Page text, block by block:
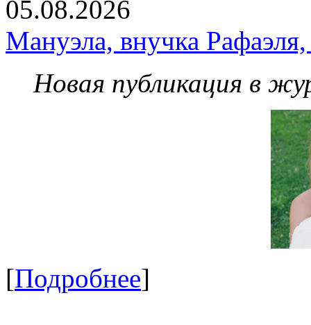
05.08.2026
Мануэла, внучка
Новая публикация в
[Подробнее]